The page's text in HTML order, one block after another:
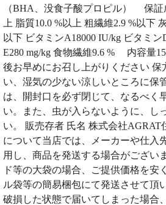
（BHA、没食子酸プロピル） 保証
上 脂質10.0 %以上 粗繊維2.9 %以下
以下 ビタミンA18000 IU/kg ビタミン
E280 mg/kg 食物繊維9.6 % 内容量
後お早めにお召し上がりください 保
い、湿気の少ない涼しいところに保
は、開封口を必ず閉じて、なるべく
い。また、虫が入らないように、し
い。 販売存者 氏名 株式会社
について当店では、メーカーや仕入
用し、商品を発送する場合がござい
ド等の大袋の場合、ご提供価格を安
ル袋等の簡易梱包にて発送させて頂
破損した状態で届いてしまった場合